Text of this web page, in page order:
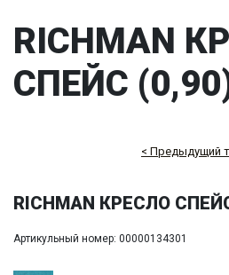
RICHMAN
СПЕЙС
< Предыдущий
RICHMAN КРЕСЛО
Артикульный номер: 00000134301